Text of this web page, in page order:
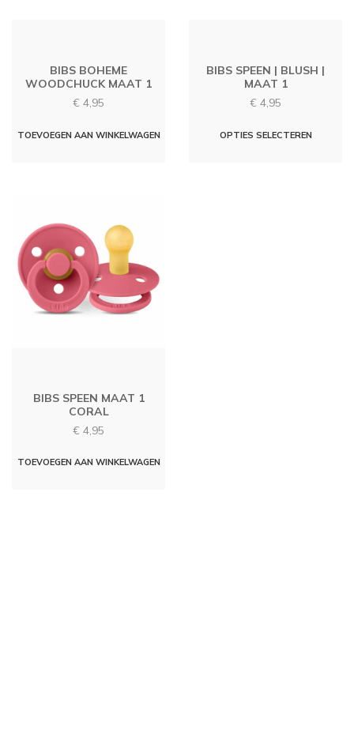
BIBS BOHEME
WOODCHUCK MAAT 1
€ 4,95
TOEVOEGEN AAN WINKELWAGEN
BIBS SPEEN | BLUSH |
MAAT 1
€ 4,95
OPTIES SELECTEREN
BIBS SPEEN MAAT 1
CORAL
€ 4,95
TOEVOEGEN AAN WINKELWAGEN